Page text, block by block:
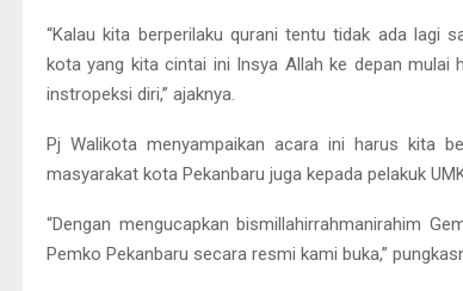
“Kalau kita berperilaku qurani tentu tidak ada lagi
kota yang kita cintai ini Insya Allah ke depan mulai
instropeksi diri,” ajaknya.
Pj Walikota menyampaikan acara ini harus kita
masyarakat kota Pekanbaru juga kepada pelakuk
“Dengan mengucapkan bismillahirrahmanirahim
Pemko Pekanbaru secara resmi kami buka,”